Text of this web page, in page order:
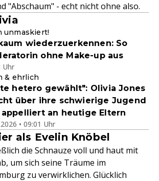
"Abschaum" - echt nicht ohne also.
unmaskiert!
wiederzuerkennen: So
ohne Make-up aus
Uhr
& ehrlich
hetero gewählt": Olivia Jones
über ihre schwierige Jugend
an heutige Eltern
• 09:01 Uhr
als Evelin Knöbel
die Schnauze voll und haut mit
um sich seine Träume im
zu verwirklichen. Glücklich